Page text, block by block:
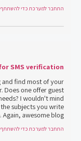
התחבר למערכת כדי להשתתף
SMS verification
find most of your
Does one offer guest
I wouldn't mind
subjects you write
Again, awesome blog!
התחבר למערכת כדי להשתתף